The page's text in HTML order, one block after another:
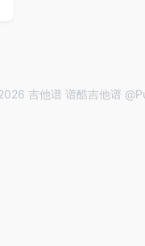
吉他谱 谱酷吉他谱